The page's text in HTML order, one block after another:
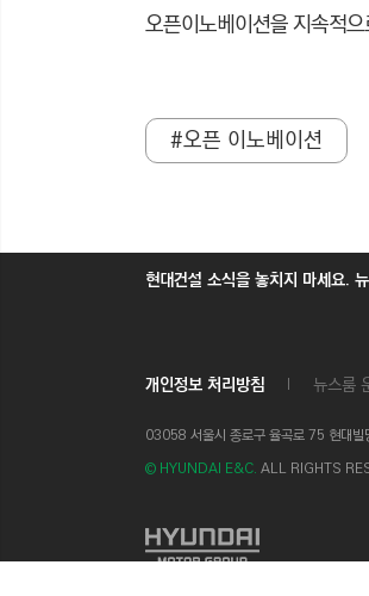
오픈이노베이션을 지속적
#오픈 이노베이션
현대건설 소식을 놓치지 마세요.
개인정보 처리방침 뉴스룸
03058 서울시 종로구 율곡로 75 현대빌
© HYUNDAI E&C. ALL RIGHTS